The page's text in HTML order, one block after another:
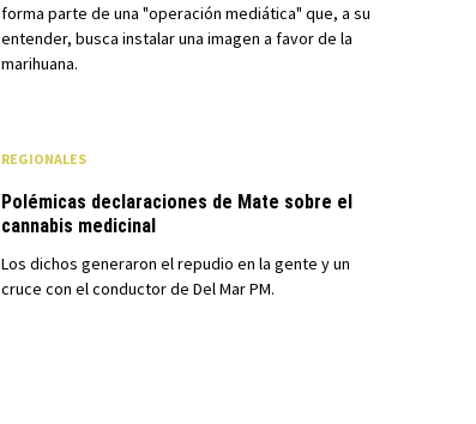
forma parte de una "operación mediática" que, a su
entender, busca instalar una imagen a favor de la
marihuana.
REGIONALES
Polémicas declaraciones de Mate sobre el
cannabis medicinal
Los dichos generaron el repudio en la gente y un
cruce con el conductor de Del Mar PM.